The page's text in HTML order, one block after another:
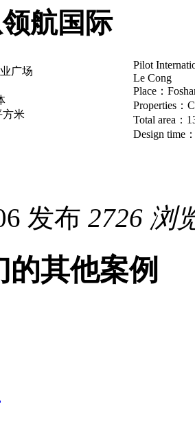
航国际
业广场
方米
Pilot
Le Cong
Place：
Properties：
Total area：
Design time
发布 2726 浏
其他案例